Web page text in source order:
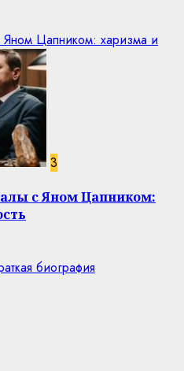
Цапником: харизма и
3
с Яном Цапником:
биография